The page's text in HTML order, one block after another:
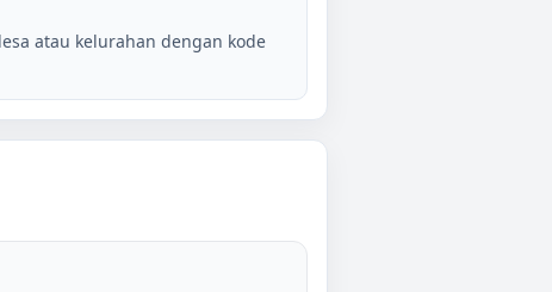
atau kelurahan dengan kode